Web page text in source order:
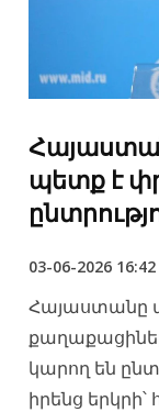
պետք է
03-06-2026 16:42
Հայաստանը
կարող են
իրենց